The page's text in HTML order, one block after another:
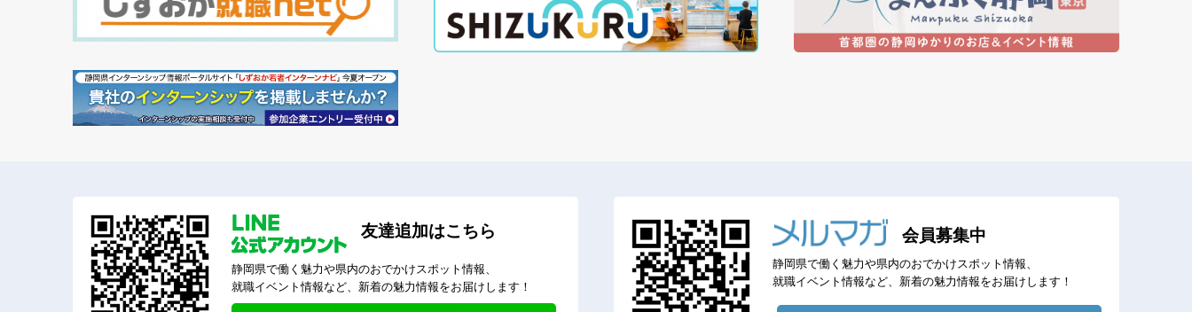
友達追加はこちら
静岡県で働く魅力や県内のおでかけスポット情報、
就職イベント情報など、新着の魅力情報をお届けします！
会員募集中
静岡県で働く魅力や県内のおでかけスポット情報、
就職イベント情報など、新着の魅力情報をお届けします！